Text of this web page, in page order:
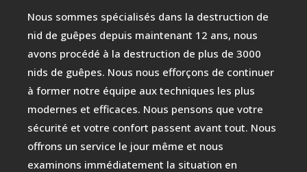
Nous sommes spécialisés dans la destruction de
nid de guêpes depuis maintenant 12 ans, nous
avons procédé à la destruction de plus de 3000
nids de guêpes. Nous nous efforçons de continuer
à former notre équipe aux techniques les plus
modernes et efficaces. Nous pensons que votre
sécurité et votre confort passent avant tout. Nous
offrons un service le jour même et nous
examinons immédiatement la situation en